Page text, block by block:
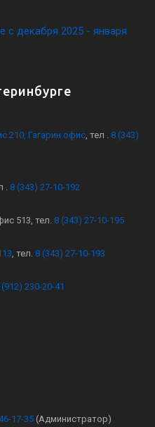
с декабря 2025 - января
210, Гагарин офис, тел . 8 (343)
. 8 (343) 27-10-192
513, тел. 8 (343) 27-10-195
, тел. 8 (343) 27-10-193
(912) 230-20-41
17-35 (Администратор)